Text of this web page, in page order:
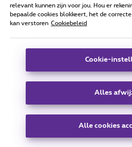
Alle rechten voorbehouden. ©
Algemene voorwaarden,
Deze website is gecreëerd en wordt
Koning Albert II-laan 27 - B-1030
Carrier & Wholesale Solutions
Telindus
|Sitemap
relevant kunnen zijn voor jou. Hou er
bepaalde cookies blokkeert, het de
kan verstoren Cookiebeleid
Cookie-
Alles
Alle cookies